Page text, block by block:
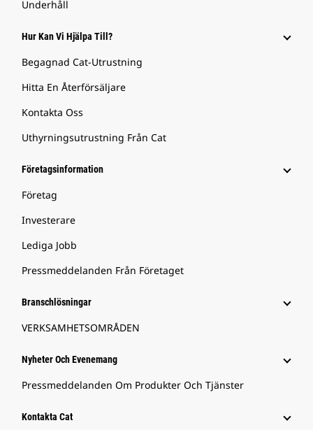
Underhåll
Hur Kan Vi Hjälpa Till?
Begagnad Cat-Utrustning
Hitta En Återförsäljare
Kontakta Oss
Uthyrningsutrustning Från Cat
Företagsinformation
Företag
Investerare
Lediga Jobb
Pressmeddelanden Från Företaget
Branschlösningar
VERKSAMHETSOMRÅDEN
Nyheter Och Evenemang
Pressmeddelanden Om Produkter Och Tjänster
Kontakta Cat